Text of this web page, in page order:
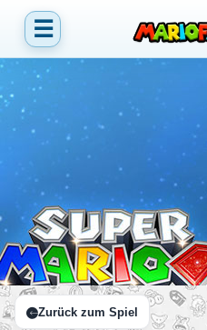
☰
Zurück zum Spiel